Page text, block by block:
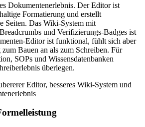
Dokumentenerlebnis. Der Editor ist
Formatierung und erstellt
Seiten. Das Wiki-System mit
und Verifizierungs-Badges ist
Editor ist funktional, fühlt sich aber
Bauen an als zum Schreiben. Für
SOPs und Wissensdatenbanken
überlegen.
Editor, besseres Wiki-System und